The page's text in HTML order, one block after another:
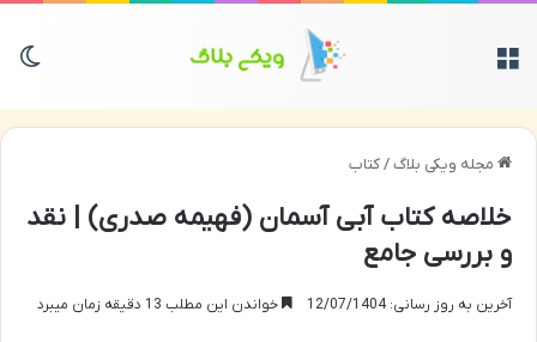
مجله ویکی بلاگ/کتاب
خلاصه کتاب آبی آسمان (فهیمه صدری) | نقد
و بررسی جامع
آخرین به روز رسانی: 12/07/1404 خواندن این مطلب 13 دقیقه زمان میبرد